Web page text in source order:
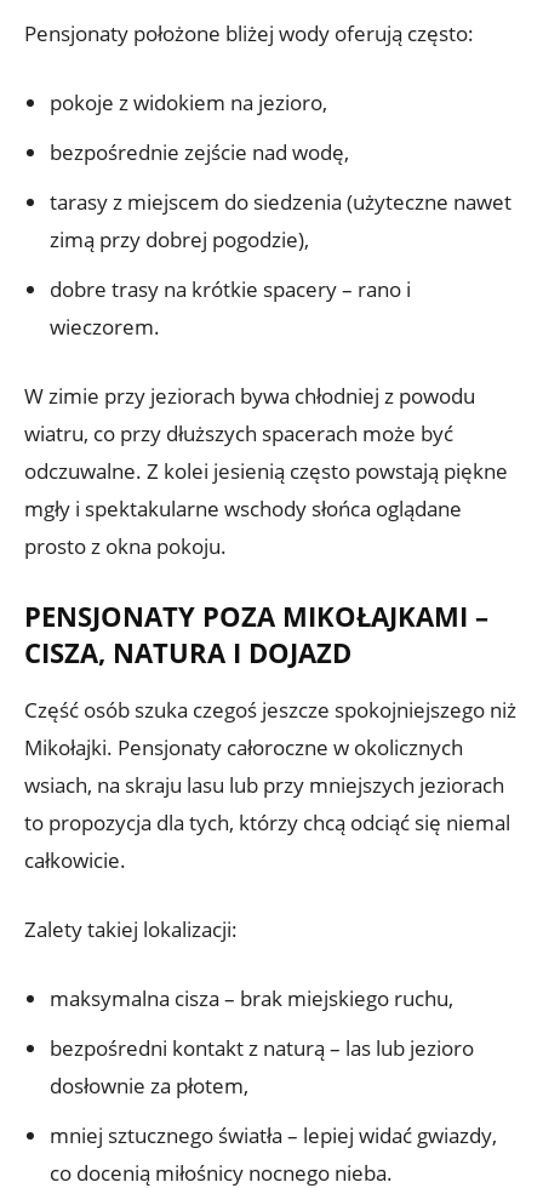
Pensjonaty położone bliżej wody oferują często:
pokoje z widokiem na jezioro,
bezpośrednie zejście nad wodę,
tarasy z miejscem do siedzenia (użyteczne nawet
zimą przy dobrej pogodzie),
dobre trasy na krótkie spacery – rano i
wieczorem.
W zimie przy jeziorach bywa chłodniej z powodu
wiatru, co przy dłuższych spacerach może być
odczuwalne. Z kolei jesienią często powstają piękne
mgły i spektakularne wschody słońca oglądane
prosto z okna pokoju.
PENSJONATY POZA MIKOŁAJKAMI –
CISZA, NATURA I DOJAZD
Część osób szuka czegoś jeszcze spokojniejszego niż
Mikołajki. Pensjonaty całoroczne w okolicznych
wsiach, na skraju lasu lub przy mniejszych jeziorach
to propozycja dla tych, którzy chcą odciąć się niemal
całkowicie.
Zalety takiej lokalizacji:
maksymalna cisza – brak miejskiego ruchu,
bezpośredni kontakt z naturą – las lub jezioro
dosłownie za płotem,
mniej sztucznego światła – lepiej widać gwiazdy,
co docenią miłośnicy nocnego nieba.